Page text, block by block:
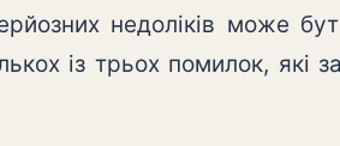
недоліків може
із трьох помилок, які